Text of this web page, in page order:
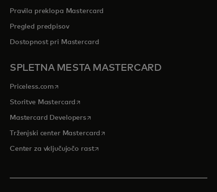
Pravila preklopa Mastercard
Pregled predpisov
Dostopnost pri Mastercard
SPLETNA MESTA MASTERCARD
Priceless.com opens in a new tab
Storitve Mastercard opens in a new tab
Mastercard Developersopens in a new tab
Trženjski center Mastercard opens in a new tab
Center za vključujočo rastopens in a new tab